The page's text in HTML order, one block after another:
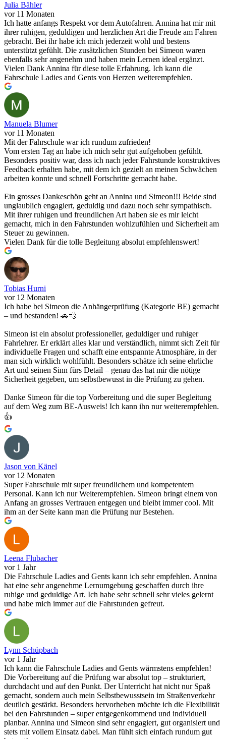
Julia Bähler
vor 11 Monaten
Ich hatte anfangs Respekt vor dem Autofahren. Annina hat mir mit
ihrer ruhigen, geduldigen und herzlichen Art die Freude am Fahren
gebracht. Bei ihr habe ich mich jederzeit wohl und bestens
unterstützt gefühlt. Die zusätzlichen Stunden bei Simeon waren
ebenfalls sehr angenehm und haben mein Lernen ideal ergänzt.
Vielen Dank Annina für diese tolle Erfahrung. Ich kann die
Fahrschule Ladies and Gents von Herzen weiterempfehlen.
Manuela Blumer
vor 11 Monaten
Mit der Fahrschule war ich rundum zufrieden!
Vom ersten Tag an habe ich mich sehr gut aufgehoben gefühlt.
Besonders positiv war, dass ich nach jeder Fahrstunde konstruktives
Feedback erhalten habe, mit dem ich gezielt an meinen Schwächen
arbeiten konnte und schnell Fortschritte gemacht habe.
Ein grosses Dankeschön geht an Annina und Simeon!!! Beide sind
unglaublich engagiert, geduldig und dazu noch sehr sympathisch.
Mit ihrer ruhigen und freundlichen Art haben sie es mir leicht
gemacht, mich in den Fahrstunden wohlzufühlen und Sicherheit am
Steuer zu gewinnen.
Vielen Dank für die tolle Begleitung absolut empfehlenswert!
Tobias Hurni
vor 12 Monaten
Ich habe bei Simeon die Anhängerprüfung (Kategorie BE) gemacht
– und bestanden! 🚗💨
Simeon ist ein absolut professioneller, geduldiger und ruhiger
Fahrlehrer. Er erklärt alles klar und verständlich, nimmt sich Zeit für
individuelle Fragen und schafft eine entspannte Atmosphäre, in der
man sich wirklich wohlfühlt. Besonders schätze ich seine ehrliche
Art und seinen Sinn fürs Detail – genau das hat mir die nötige
Sicherheit gegeben, um selbstbewusst in die Prüfung zu gehen.
Danke Simeon für die top Vorbereitung und die super Begleitung
auf dem Weg zum BE-Ausweis! Ich kann ihn nur weiterempfehlen.
👍
Jason von Känel
vor 12 Monaten
Super Fahrschule mit super freundlichem und kompetentem
Personal. Kann ich nur Weiterempfehlen. Simeon bringt einem von
Anfang an grosses Vertrauen entgegen und bleibt immer cool. Mit
ihm an der Seite kann man die Prüfung nur Bestehen.
Leena Flubacher
vor 1 Jahr
Die Fahrschule Ladies and Gents kann ich sehr empfehlen. Annina
hat eine sehr angenehme Lernumgebung geschaffen durch ihre
ruhige und geduldige Art. Ich habe sehr schnell sehr vieles gelernt
und habe mich immer auf die Fahrstunden gefreut.
Lynn Schüpbach
vor 1 Jahr
Ich kann die Fahrschule Ladies and Gents wärmstens empfehlen!
Die Vorbereitung auf die Prüfung war absolut top – strukturiert,
durchdacht und auf den Punkt. Der Unterricht hat nicht nur Spaß
gemacht, sondern auch mein Selbstbewusstsein im Straßenverkehr
deutlich gestärkt. Besonders hervorheben möchte ich die Flexibilität
bei den Fahrstunden – super entgegenkommend und individuell
planbar. Annina und Simeon sind sehr engagiert, gut organisiert und
stets mit vollem Einsatz dabei. Man fühlt sich einfach rundum gut